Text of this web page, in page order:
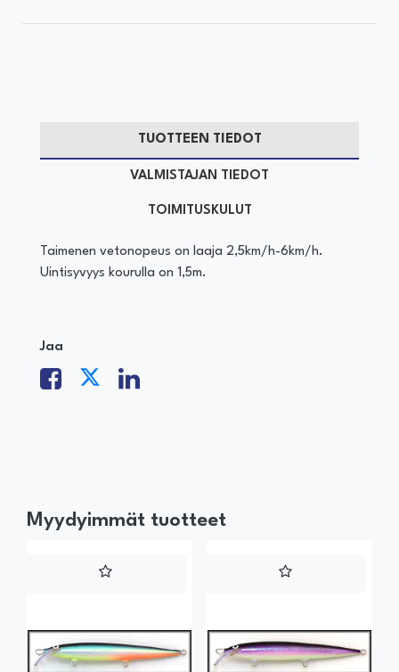
TUOTTEEN TIEDOT
VALMISTAJAN TIEDOT
TOIMITUSKULUT
Taimenen vetonopeus on laaja 2,5km/h-6km/h.
Uintisyvyys kourulla on 1,5m.
Jaa
Myydyimmät tuotteet